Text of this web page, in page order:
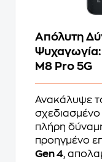
Απόλυτη
Ψυχαγωγία:
M8 Pro 5G
Ανακάλυψε
σχεδιασμένο
πλήρη
προηγμένο
Gen 4,